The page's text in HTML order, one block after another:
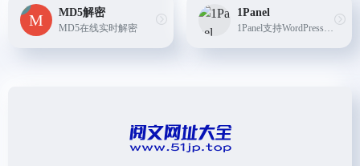
MD5解密
MD5在线实时解密
1Panel
1Panel支持WordPress、Halo等主流建站软件的快速部署与配置，同时集成了域名绑定与SSL证书配置功能，确保网站构建过程的安全性与便捷性。在主机监控方面，1Panel 提供了实时的性能监控服务，覆盖CPU使用率、内存占用、磁盘输入输出（IO）等关键系统指标，并允许用户自定义监控项与报警规则，确保服务器资源得到精细管理与及时响应。